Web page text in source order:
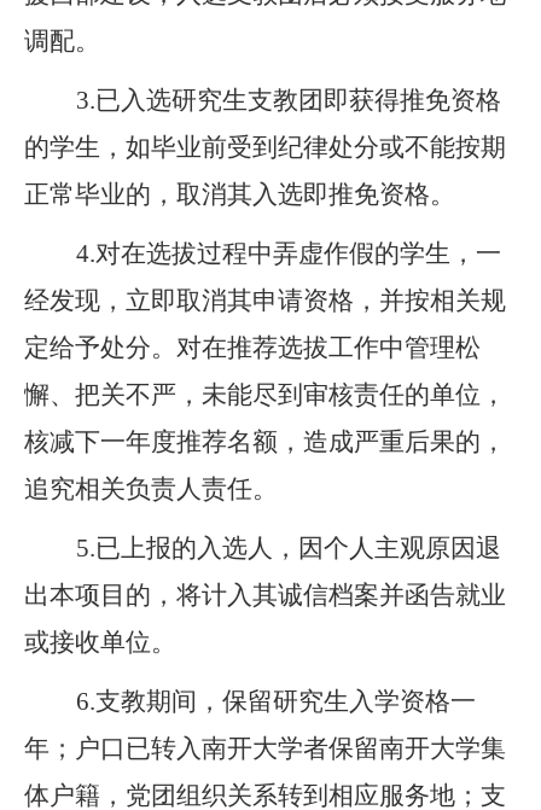
调配。
3.已入选研究生支教团即获得推免资格
的学生，如毕业前受到 纪律处分或不能按期
正常毕业的，取消其入选即推免资格。
4.对在选拔过程中弄虚作假的学生，一
经发现，立即取消其申请资格，并按相关规
定给予处分。对在推荐选拔工作中管理松
懈、把关不严，未能尽到审核责任的单位 ，
核减下一年度推荐名额，造成严重后果的，
追究相关负责人责任。
5.已上报的入选人，因个人主观原因退
出本项目的，将计入其诚信档案并函告就业
或接收单位。
6.支教期间，保留研究生入学资格一
年；户口已转入南开大学者保留南开大学集
体户籍，党团组织关系转到相应服务地；支